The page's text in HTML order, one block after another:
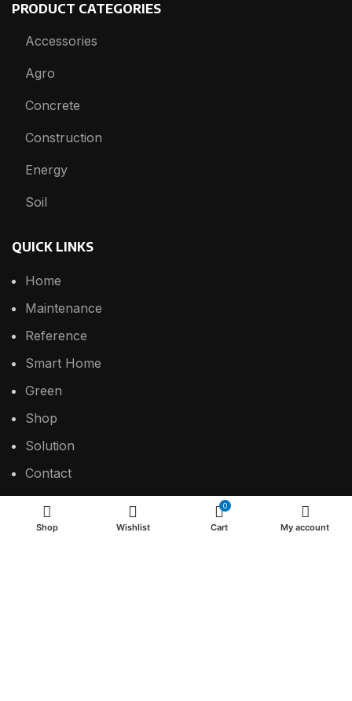
PRODUCT CATEGORIES
Accessories
Agro
Concrete
Construction
Energy
Soil
QUICK LINKS
Home
Maintenance
Reference
Smart Home
Green
Shop
Solution
Contact
USEFUL LINKS
Shop Wishlist
0
Cart My account